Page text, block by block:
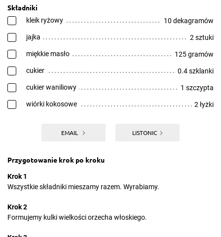
Składniki
kleik ryżowy 10 dekagramów
jajka 2 sztuki
miękkie masło 125 gramów
cukier 0.4 szklanki
cukier waniliowy 1 szczypta
wiórki kokosowe 2 łyżki
EMAIL LISTONIC
Przygotowanie krok po kroku
Krok 1
Wszystkie składniki mieszamy razem. Wyrabiamy.
Krok 2
Formujemy kulki wielkości orzecha włoskiego.